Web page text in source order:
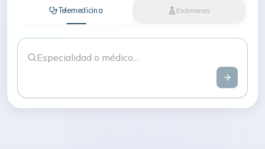
Telemedicina Exámenes